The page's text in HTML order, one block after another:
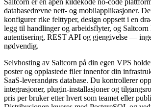
databasedrevne nett- og mobilapplikasjoner.
konfigurer rike felttyper, design oppsett i en
legg til handlinger og arbeidsflyter, og Saltcorn
autentisering, REST API og gjengivelse —
nødvendig.
Selvhosting av Saltcorn på din egen VPS
poster og opplastede filer innenfor din
SaaS-leverandørs database. Du kontrollerer
integrasjoner, plugin-installasjoner og
pris per bruker etter hvert som teamet eller